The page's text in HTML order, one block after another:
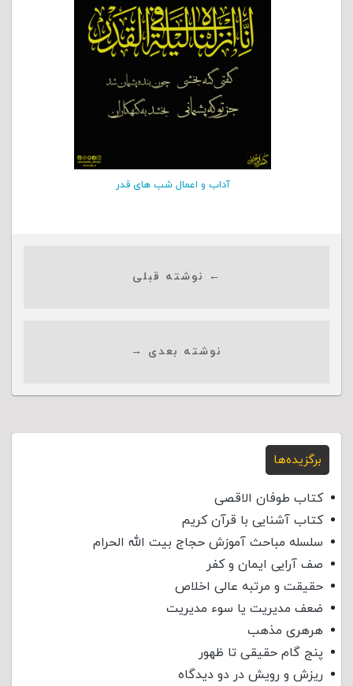
آداب و اعمال شب های قدر
← نوشته قبلی
نوشته بعدی →
برگزیده‌ها
کتاب طوفان الاقصی
کتاب آشنایی با قرآن کریم
سلسله مباحث آموزش حجاج بیت الله الحرام
صف آرایی ایمان و کفر
حقیقت و مرتبه عالی اخلاص
ضعف مدیریت یا سوء مدیریت
هرهری مذهب
پنج گام حقیقی تا ظهور
ریزش و رویش در دو دیدگاه